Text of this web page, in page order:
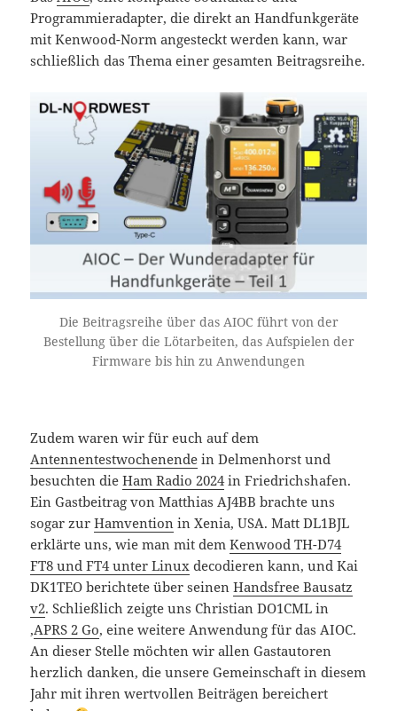
Programmieradapter, die direkt an Handfunkgeräte
mit Kenwood-Norm angesteckt werden kann, war
schließlich das Thema einer gesamten Beitragsreihe.
Die Beitragsreihe über das AIOC führt von der
Bestellung über die Lötarbeiten, das Aufspielen der
Firmware bis hin zu Anwendungen
Zudem waren wir für euch auf dem
Antennentestwochenende in Delmenhorst und
besuchten dieHam Radio 2024in Friedrichshafen.
Ein Gastbeitrag von Matthias AJ4BB brachte uns
sogar zurHamvention in Xenia, USA. Matt DL1BJL
erklärte uns, wie man mit demKenwood TH-D74
FT8 und FT4 unter Linux decodieren kann, und Kai
DK1TEO berichtete über seinenHandsfree Bausatz
v2. Schließlich zeigte uns Christian DO1CML in
‚APRS 2 Go‚ eine weitere Anwendung für das AIOC.
An dieser Stelle möchten wir allen Gastautoren
herzlich danken, die unsere Gemeinschaft in diesem
Jahr mit ihren wertvollen Beiträgen bereichert